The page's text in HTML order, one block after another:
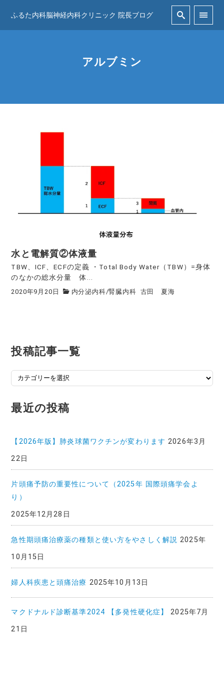
ふるた内科脳神経内科クリニック 院長ブログ
アルブミン
水と電解質②体液量
TBW、ICF、ECFの定義 ・Total Body Water（TBW）=身体
のなかの総水分量 体...
2020年9月20日 内分泌内科/腎臓内科 古田 夏海
投稿記事一覧
投
記
事
覧
最近の投稿
【2026年版】肺炎球菌ワクチンが変わります 2026年3月
22日
片頭痛予防の重要性について（2025年 国際頭痛学会よ
り）
2025年12月28日
急性期頭痛治療薬の種類と使い方をやさしく解説 2025年
10月15日
婦人科疾患と頭痛治療 2025年10月13日
マクドナルド診断基準2024 【多発性硬化症】
2025年7月
21日